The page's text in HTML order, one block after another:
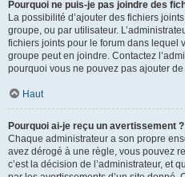
Pourquoi ne puis-je pas joindre des
La possibilité d’ajouter des fichiers
groupe, ou par utilisateur.
fichiers joints pour le forum dans lequel
groupe peut en joindre. Contactez
pourquoi vous ne pouvez pas ajouter
Haut
Pourquoi ai-je reçu un avertissement ?
Chaque administrateur a son propre
avez dérogé à une règle, vous pouvez
c’est la décision de l’administrateur, et